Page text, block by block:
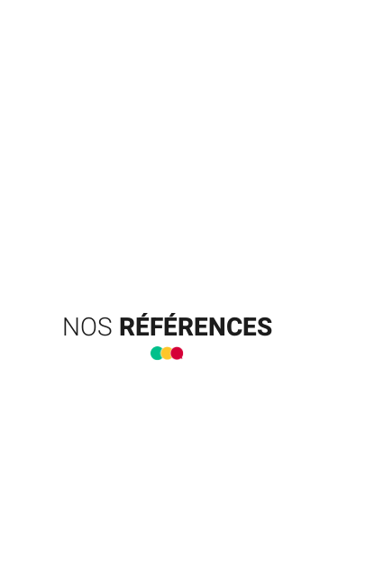
NOS RÉFÉRENCES